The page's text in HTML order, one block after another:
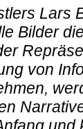
Lars
Bilder die
von